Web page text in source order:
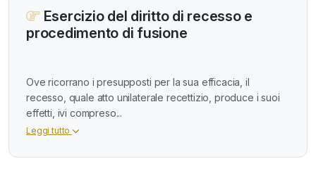
Esercizio del diritto di recesso e
procedimento di fusione
Ove ricorrano i presupposti per la sua efficacia, il
recesso, quale atto unilaterale recettizio, produce i suoi
effetti, ivi compreso...
Leggi tutto